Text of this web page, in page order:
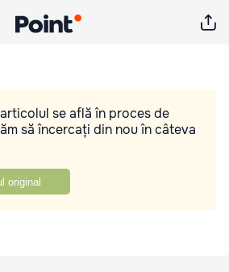
se află în proces de
să încercați din nou în câteva
original